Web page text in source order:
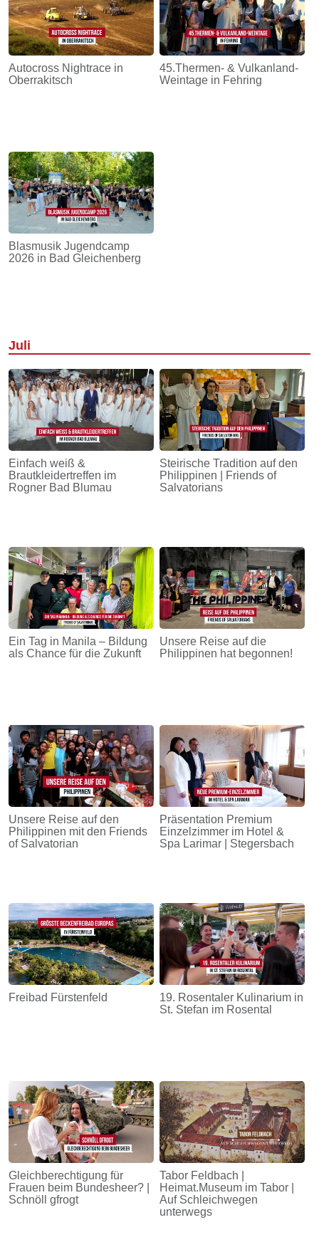
Autocross Nightrace in
Oberrakitsch
45.Thermen- & Vulkanland-
Weintage in Fehring
Blasmusik Jugendcamp
2026 in Bad Gleichenberg
Juli
Einfach weiß &
Brautkleidertreffen im
Rogner Bad Blumau
Steirische Tradition auf den
Philippinen | Friends of
Salvatorians
Ein Tag in Manila – Bildung
als Chance für die Zukunft
Unsere Reise auf die
Philippinen hat begonnen!
Unsere Reise auf den
Philippinen mit den Friends
of Salvatorian
Präsentation Premium
Einzelzimmer im Hotel &
Spa Larimar | Stegersbach
Freibad Fürstenfeld
19. Rosentaler Kulinarium in
St. Stefan im Rosental
Gleichberechtigung für
Frauen beim Bundesheer? |
Schnöll gfrogt
Tabor Feldbach |
Heimat.Museum im Tabor |
Auf Schleichwegen
unterwegs